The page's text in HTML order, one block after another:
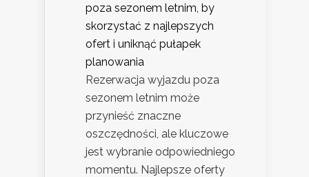
poza sezonem letnim, by
skorzystać z najlepszych
ofert i uniknąć pułapek
planowania
Rezerwacja wyjazdu poza
sezonem letnim może
przynieść znaczne
oszczędności, ale kluczowe
jest wybranie odpowiedniego
momentu. Najlepsze oferty